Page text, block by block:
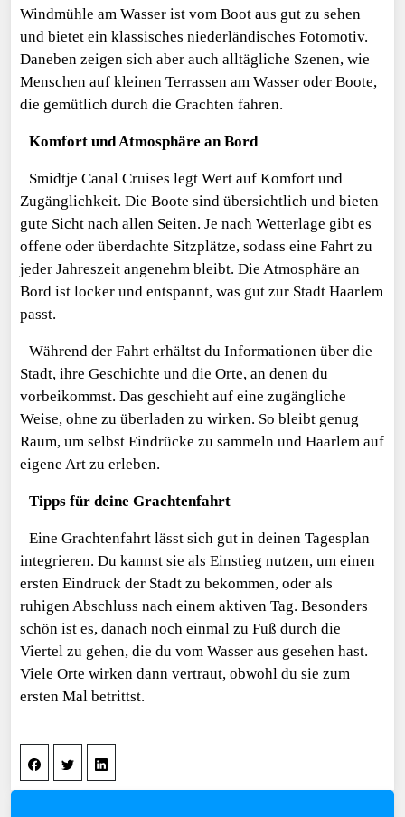
Windmühle am Wasser ist vom Boot aus gut zu sehen
und bietet ein klassisches niederländisches Fotomotiv.
Daneben zeigen sich aber auch alltägliche Szenen, wie
Menschen auf kleinen Terrassen am Wasser oder Boote,
die gemütlich durch die Grachten fahren.
Komfort und Atmosphäre an Bord
Smidtje Canal Cruises legt Wert auf Komfort und
Zugänglichkeit. Die Boote sind übersichtlich und bieten
gute Sicht nach allen Seiten. Je nach Wetterlage gibt es
offene oder überdachte Sitzplätze, sodass eine Fahrt zu
jeder Jahreszeit angenehm bleibt. Die Atmosphäre an
Bord ist locker und entspannt, was gut zur Stadt Haarlem
passt.
Während der Fahrt erhältst du Informationen über die
Stadt, ihre Geschichte und die Orte, an denen du
vorbeikommst. Das geschieht auf eine zugängliche
Weise, ohne zu überladen zu wirken. So bleibt genug
Raum, um selbst Eindrücke zu sammeln und Haarlem auf
eigene Art zu erleben.
Tipps für deine Grachtenfahrt
Eine Grachtenfahrt lässt sich gut in deinen Tagesplan
integrieren. Du kannst sie als Einstieg nutzen, um einen
ersten Eindruck der Stadt zu bekommen, oder als
ruhigen Abschluss nach einem aktiven Tag. Besonders
schön ist es, danach noch einmal zu Fuß durch die
Viertel zu gehen, die du vom Wasser aus gesehen hast.
Viele Orte wirken dann vertraut, obwohl du sie zum
ersten Mal betrittst.